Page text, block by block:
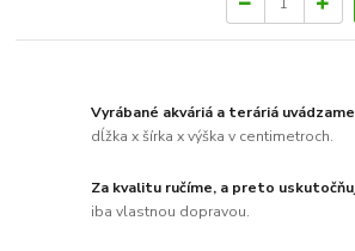
Vyrábané akváriá a teráriá
dĺžka x šírka x výška v centimetroch.
Za kvalitu ručíme, a preto
iba vlastnou dopravou.